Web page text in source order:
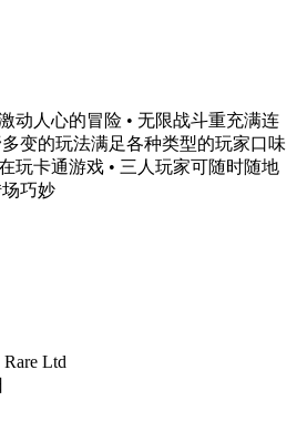
动人心的冒险 • 无限战斗重充满连
变的玩法满足各种类型的玩家口味
玩卡通游戏 • 三人玩家可随时随地
巧妙
Ltd